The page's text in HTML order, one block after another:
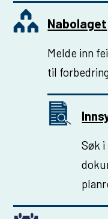
Nabolaget
Melde inn
til
Søk